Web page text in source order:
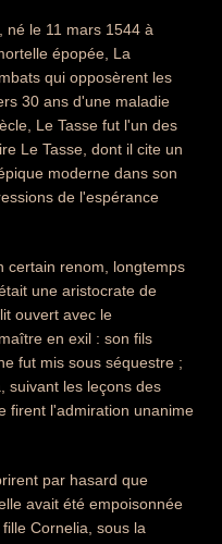
né le 11 mars 1544 à
épopée, La
qui opposèrent les
30 ans d'une maladie
Le Tasse fut l'un des
Le Tasse, dont il cite un
moderne dans son
de l'espérance
certain renom, longtemps
une aristocrate de
ouvert avec le
en exil : son fils
fut mis sous séquestre ;
suivant les leçons des
firent l'admiration unanime
par hasard que
avait été empoisonnée
Cornelia, sous la